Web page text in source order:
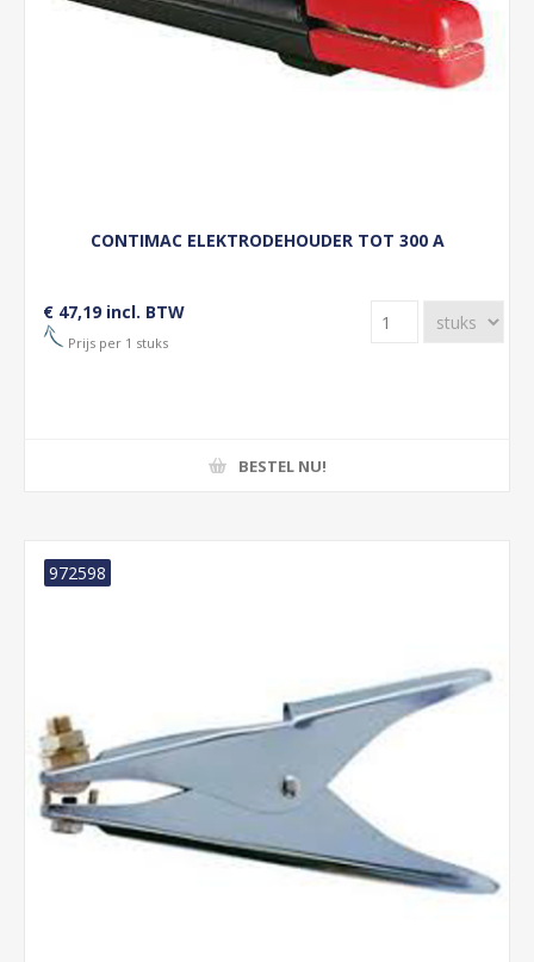
CONTIMAC ELEKTRODEHOUDER TOT 300 A
€ 47,19 incl. BTW
Prijs per 1 stuks
BESTEL NU!
972598